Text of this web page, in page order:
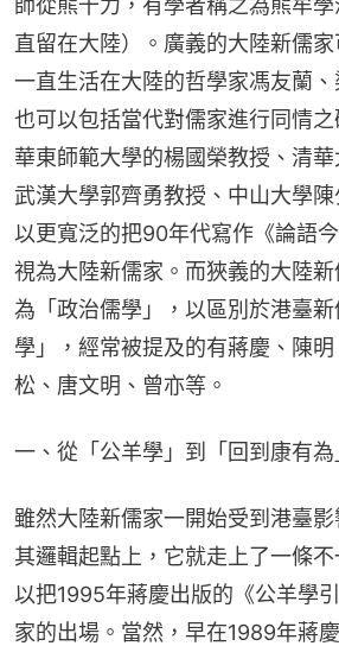
直留在大陸）。廣義的大陸新儒家
一直生活在大陸的哲學家馮友蘭、
也可以包括當代對儒家進行同情
華東師範大學的楊國榮教授、清華
武漢大學郭齊勇教授、中山大學
以更寬泛的把90年代寫作《論語
視為大陸新儒家。而狹義的大陸
為「政治儒學」，以區別於港臺
學」，經常被提及的有蔣慶、陳
松、唐文明、曾亦等。
一、從「公羊學」到「回到康有為
雖然大陸新儒家一開始受到港臺
其邏輯起點上，它就走上了一條
以把1995年蔣慶出版的《公羊學
家的出場。當然，早在1989年蔣